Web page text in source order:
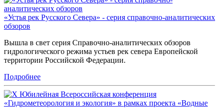
«Устья рек Русского Севера» - серия справочно-аналитических
обзоров
Вышла в свет серия Справочно-аналитических обзоров
гидрологического режима устьев рек севера Европейской
территории Российской Федерации.
Подробнее